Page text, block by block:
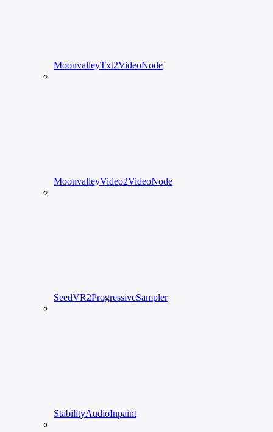
MoonvalleyTxt2VideoNode
MoonvalleyVideo2VideoNode
SeedVR2ProgressiveSampler
StabilityAudioInpaint